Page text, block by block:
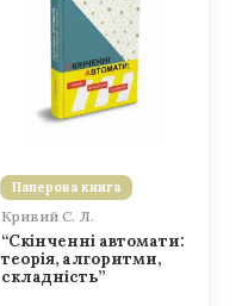
Паперова книга
Кривий С. Л.
“Скінченні автомати:
теорія, алгоритми,
складність”